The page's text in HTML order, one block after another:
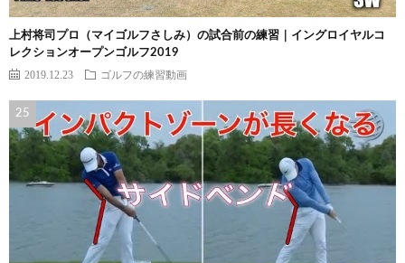
上村将司プロ（マイゴルフさしみ）の試合前の練習｜イングロイヤルコ
レクションオープンゴルフ2019
2019.12.23 ゴルフの練習動画